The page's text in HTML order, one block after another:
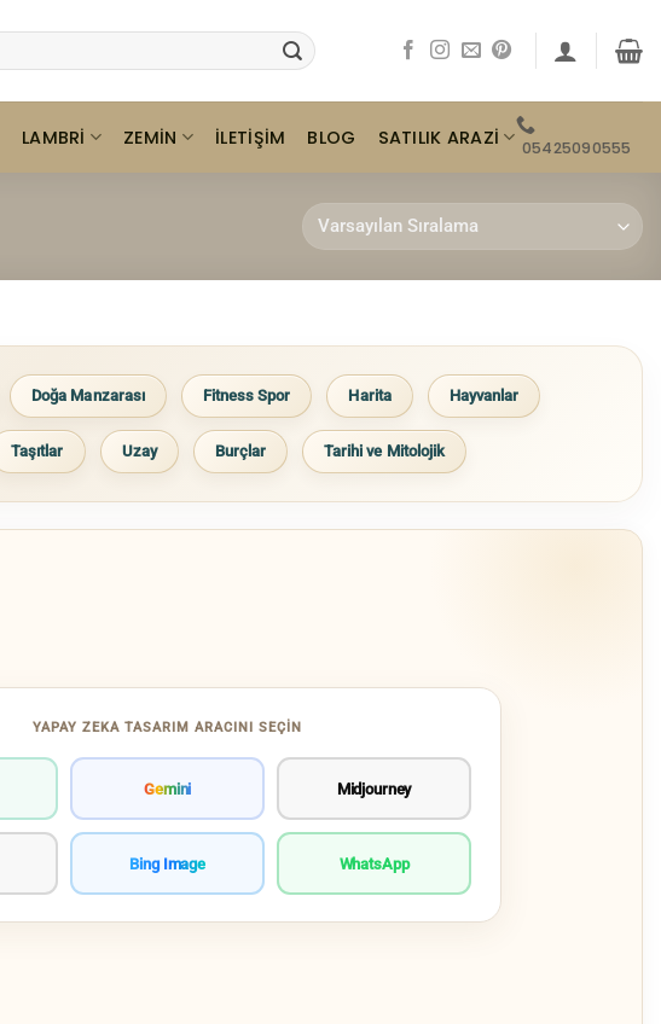
LAMBRI ZEMIN İLETIŞIM BLOG SATILIK ARAZI 05425090555
Doğa Manzarası Fitness Spor Harita Hayvanlar
Taşıtlar Uzay Burçlar Tarihi ve Mitolojik
YAPAY ZEKA TASARIM ARACINI SEÇIN
Gemini Midjourney
Bing Image WhatsApp